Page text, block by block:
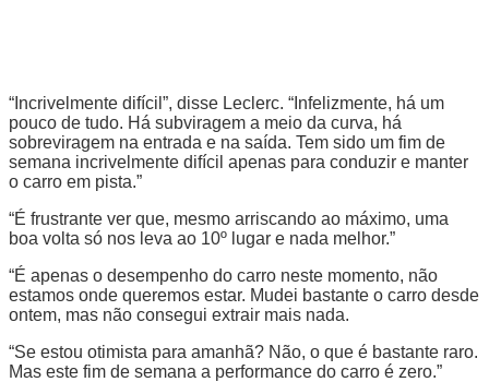
“Incrivelmente difícil”, disse Leclerc. “Infelizmente, há um
pouco de tudo. Há subviragem a meio da curva, há
sobreviragem na entrada e na saída. Tem sido um fim de
semana incrivelmente difícil apenas para conduzir e manter
o carro em pista.”
“É frustrante ver que, mesmo arriscando ao máximo, uma
boa volta só nos leva ao 10º lugar e nada melhor.”
“É apenas o desempenho do carro neste momento, não
estamos onde queremos estar. Mudei bastante o carro desde
ontem, mas não consegui extrair mais nada.
“Se estou otimista para amanhã? Não, o que é bastante raro.
Mas este fim de semana a performance do carro é zero.”